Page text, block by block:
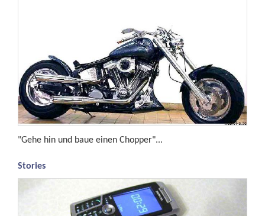
"Gehe hin und baue einen Chopper"...
Stories